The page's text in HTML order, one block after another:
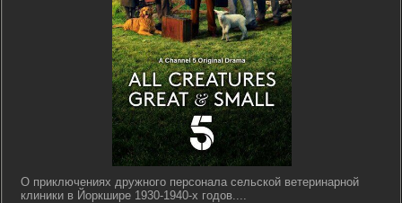
О приключениях дружного персонала сельской ветеринарной
клиники в Йоркшире 1930-1940-х годов....